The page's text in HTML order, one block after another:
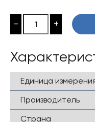
- +
Единица
Производитель
Страна